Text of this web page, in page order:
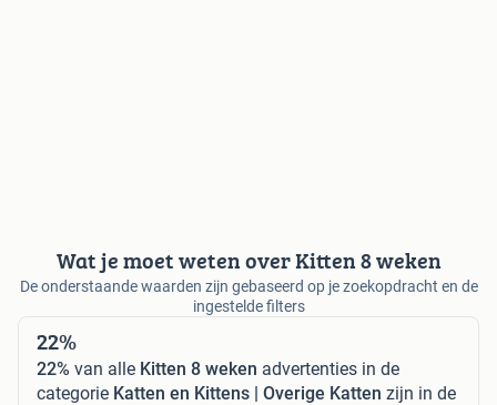
Wat je moet weten over Kitten 8 weken
De onderstaande waarden zijn gebaseerd op je zoekopdracht en de
ingestelde filters
22%
22% van alle Kitten 8 weken advertenties in de
categorie Katten en Kittens | Overige Katten zijn in de